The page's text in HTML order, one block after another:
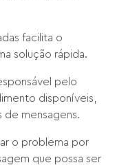
facilita o
solução rápida.
pelo
disponíveis,
de mensagens.
o problema por
que possa ser